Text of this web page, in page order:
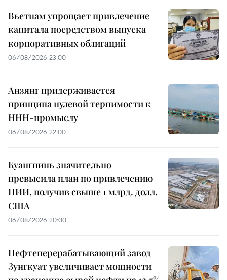
Вьетнам упрощает привлечение
капитала посредством выпуска
корпоративных облигаций
06/08/2026 23:00
Анзянг придерживается
принципа нулевой терпимости к
ННН-промыслу
06/08/2026 22:00
Куангнинь значительно
превысила план по привлечению
ПИИ, получив свыше 1 млрд. долл.
США
06/08/2026 20:00
Нефтеперерабатывающий завод
Зунгкуат увеличивает мощности